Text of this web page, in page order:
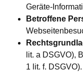
Geräte-
Betroffene
lit. a DSGVO),
1 lit. f. DSGVO).